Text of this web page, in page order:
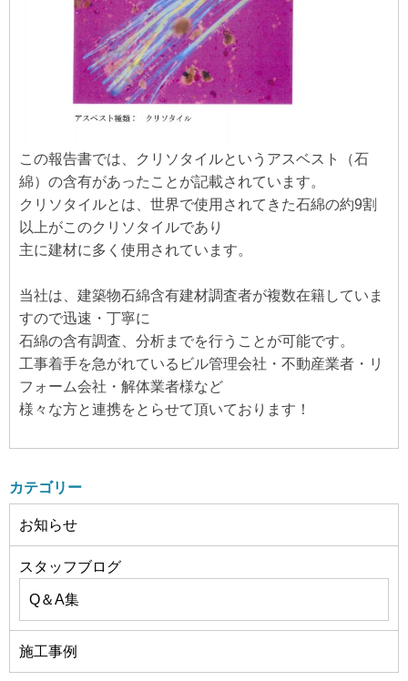
この報告書では、クリソタイルというアスベスト（石
綿）の含有があったことが記載されています。
クリソタイルとは、世界で使用されてきた石綿の約9割
以上がこのクリソタイルであり
主に建材に多く使用されています。
当社は、建築物石綿含有建材調査者が複数在籍していま
すので迅速・丁寧に
石綿の含有調査、分析までを行うことが可能です。
工事着手を急がれているビル管理会社・不動産業者・リ
フォーム会社・解体業者様など
様々な方と連携をとらせて頂いております！
カテゴリー
お知らせ
スタッフブログ
Q＆A集
施工事例